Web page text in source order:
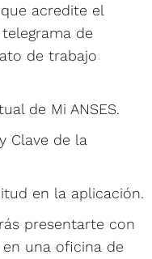
acredite el
de
de trabajo
de Mi ANSES.
Clave de la
en la aplicación.
presentarte con
una oficina de